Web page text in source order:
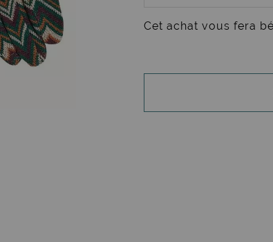
Cet achat vous fera